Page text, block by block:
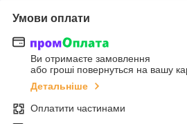
Умови оплати
Ви отримаєте замовлення
або гроші повернуться на вашу
Детальніше
Оплатити частинами